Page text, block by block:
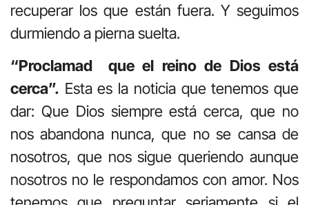
recuperar los que están fuera. Y seguimos
durmiendo a pierna suelta.
“Proclamad que el reino de Dios está
cerca”. Esta es la noticia que tenemos que
dar: Que Dios siempre está cerca, que no
nos abandona nunca, que no se cansa de
nosotros, que nos sigue queriendo aunque
nosotros no le respondamos con amor. Nos